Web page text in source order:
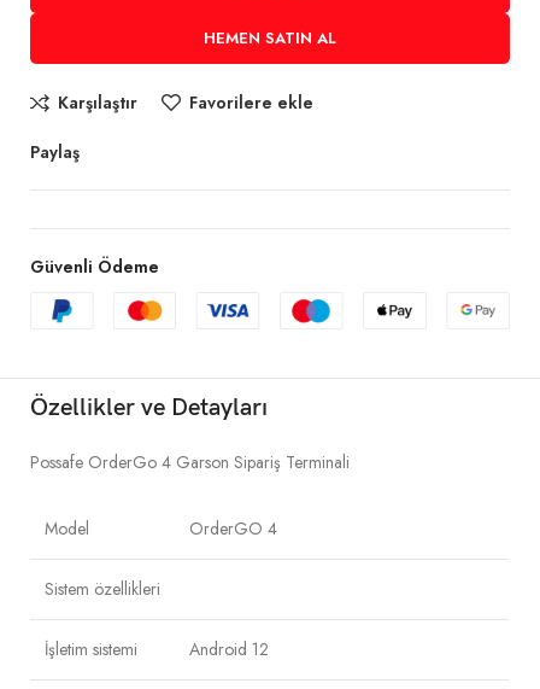
HEMEN SATIN AL
Karşılaştır Favorilere ekle
Paylaş
Güvenli Ödeme
Özellikler ve Detayları
Possafe OrderGo 4 Garson Sipariş Terminali
Model OrderGO 4
Sistem özellikleri
İşletim sistemi Android 12